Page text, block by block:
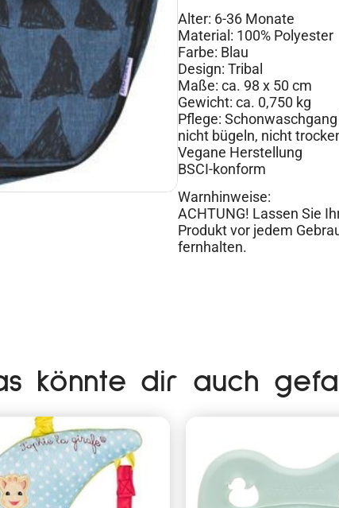
Alter: 6-36 Monate
Material: 100% Polyester
Farbe: Blau
Design: Tribal
Maße: ca. 98 x 50 cm
Gewicht: ca. 0,750 kg
Pflege:
nicht bügeln, nicht
Vegane Herstellung
BSCI-konform
Warnhinweise:
ACHTUNG! Lassen Sie
Produkt vor jedem
fernhalten.
könnte dir auch